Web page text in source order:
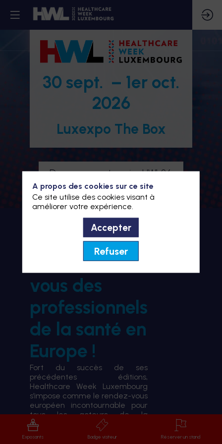
30 sept. – 1er oct.
2026
Luxexpo The Box
Devenez partenaire HWL26
Je m'inscris à HWL26
BIENVENUE À HWL26
le rendez-
vous des
professionnels
de la santé en
Europe !
Fort du succès de ses
précédentes éditions,
Healthcare Week Luxembourg
s’impose comme le rendez-vous
européen incontournable pour
tous les acteurs de la
transformation du système de
santé.
Exposants Badge visiteur Réserver un stand
A propos des cookies sur ce site
Ce site utilise des cookies visant à
améliorer votre expérience.
Accepter
Refuser